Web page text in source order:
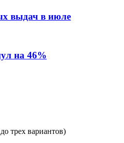
выдач в июле
на 46%
трех вариантов)